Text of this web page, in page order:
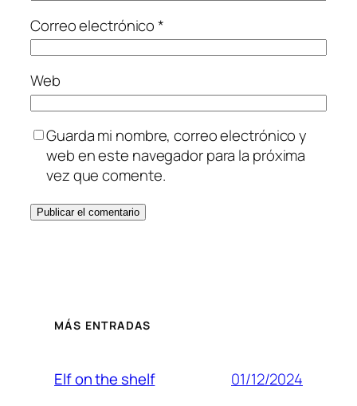
Correo electrónico*
Web
Guarda mi nombre, correo electrónico y
web en este navegador para la próxima
vez que comente.
MÁS ENTRADAS
Elf on the shelf 01/12/2024